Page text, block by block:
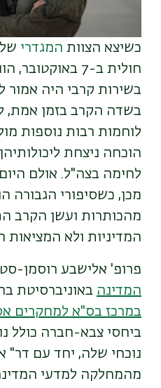
כשיצא הצוות המגדרי של
חולית ב-7
בשירות קרבי היה אמור
בשדה הקרב בזמן אמת,
לוחמות רבות נוספות
הוכחה ניצחת
לחימה בצה"ל. אולם
מכן, כשסיפורי הגבורה
מהכותרות ועשן הקרב
המדיניות ולא המציאות
פרופ' אלישבע רוסמן-
המדינה באוניברסיטת
במרכז בס"א למחקרים
ביחסי צבא-חברה כולל
נוכחי שלה, יחד עם דר"
מהמחלקה למדעי